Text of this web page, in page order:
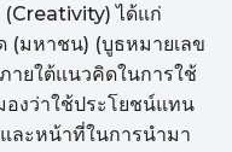
ได้แก่
(มหาชน) (บูธหมายเลข
ายใต้แนวคิดในการใช้
องว่าใช้ประโยชน์แทน
ละหน้าที่ในการนำมา